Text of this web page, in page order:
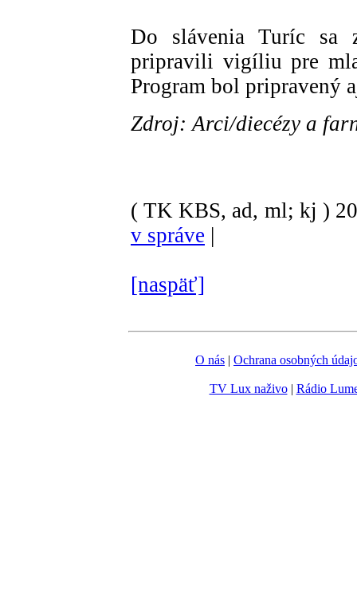
Do slávenia Turíc sa
pripravili vigíliu pre
Program bol pripravený
Zdroj: Arci/diecézy a
( TK KBS, ad, ml; kj )
v správe |
[naspäť]
O nás | Ochrana osobných
TV Lux naživo| Rádio